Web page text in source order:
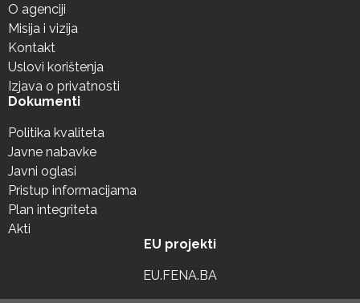
O agenciji
Misija i vizija
Kontakt
Uslovi korištenja
Izjava o privatnosti
Dokumenti
Politika kvaliteta
Javne nabavke
Javni oglasi
Pristup informacijama
Plan integriteta
Akti
EU projekti
EU.FENA.BA